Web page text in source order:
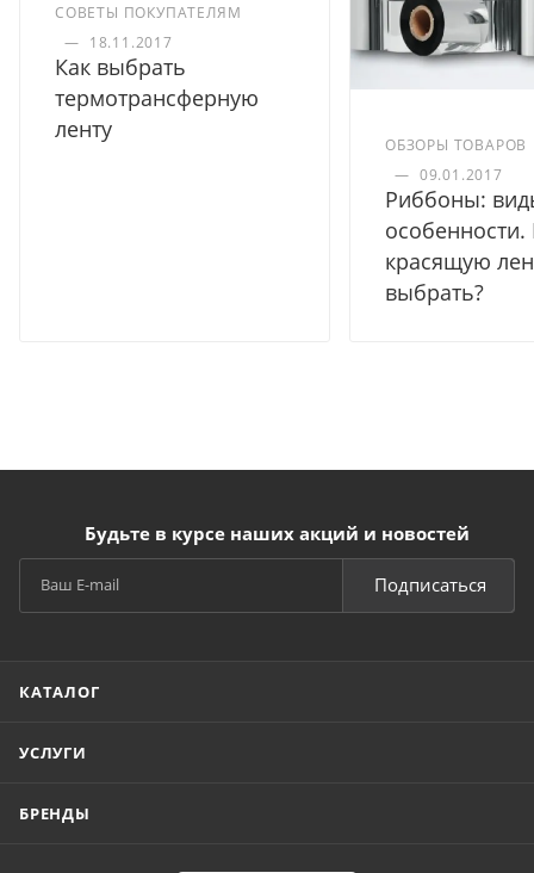
СОВЕТЫ ПОКУПАТЕЛЯМ
— 18.11.2017
Как выбрать
термотрансферную
ленту
ОБЗОРЫ ТОВАРОВ
— 09.01.2017
Риббоны:
красящую
выбрать?
Будьте в курсе наших акций и новостей
Подписаться
КАТАЛОГ
УСЛУГИ
БРЕНДЫ